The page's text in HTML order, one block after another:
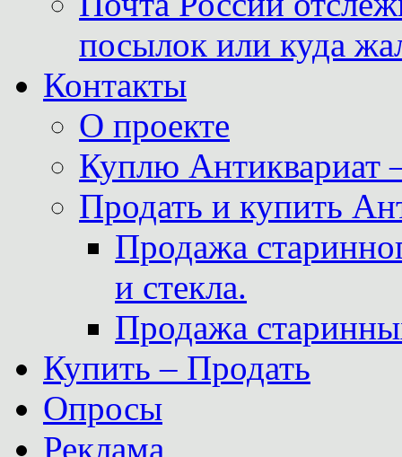
посылок или куда
Контакты
О проекте
Куплю Антиквариат
Продать и купить
Продажа
и стекла.
Продажа
Купить – Продать
Опросы
Реклама